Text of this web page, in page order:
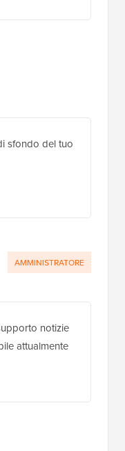
sfondo del tuo
notizie
attualmente
AMMINISTRATORE